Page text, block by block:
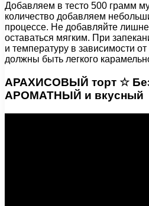
Добавляем в тесто 500 грамм
количество добавляем
процессе. Не добавляйте
оставаться мягким. При
и температуру в зависимости
должны быть легкого
АРАХИСОВЫЙ торт ☆
АРОМАТНЫЙ и вкусный